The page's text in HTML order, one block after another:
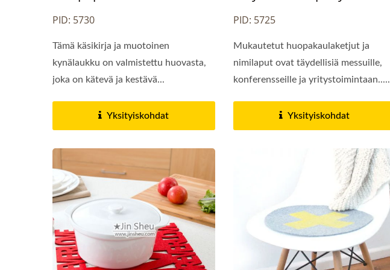
PID: 5730
Tämä käsikirja ja muotoinen
kynälaukku on valmistettu huovasta,
joka on kätevä ja kestävä...
Yksityiskohdat
PID: 5725
Mukautetut huopakaulaketjut ja
nimilaput ovat täydellisiä messuille,
konferensseille ja yritystoimintaan.....
Yksityiskohdat